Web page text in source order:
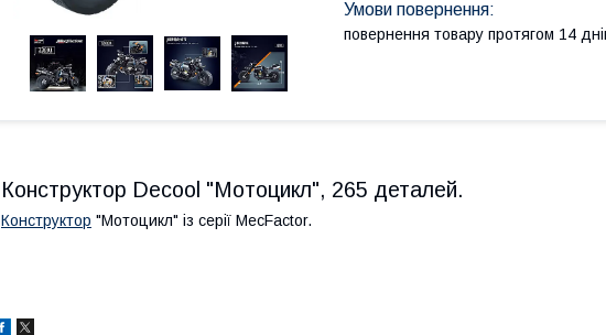
повернення товару протягом 14
Конструктор Decool "Мотоцикл", 265 деталей.
Конструктор "Мотоцикл" із серії MecFactor.